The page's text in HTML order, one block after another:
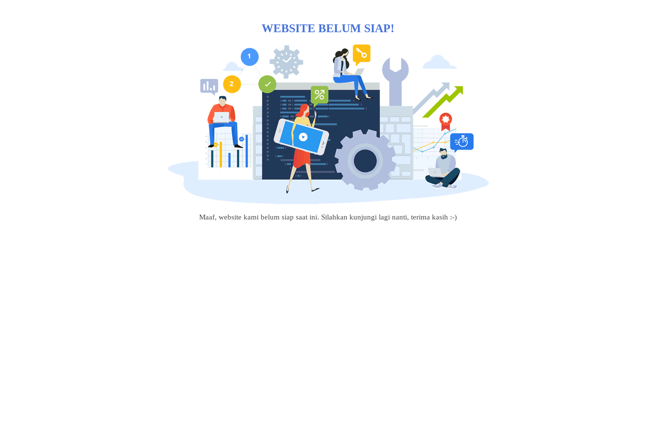
WEBSITE BELUM SIAP!
Maaf, website kami belum siap saat ini. Silahkan kunjungi lagi nanti, terima kasih :-)